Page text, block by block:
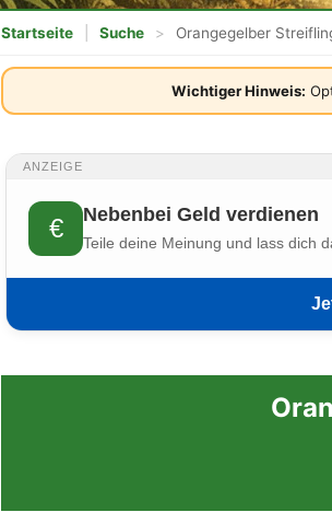
Startseite Suche > Orangegelber
Wichtiger Hinweis:
ANZEIGE
€ Nebenbei Geld verdienen
Teile deine Meinung und lass dich